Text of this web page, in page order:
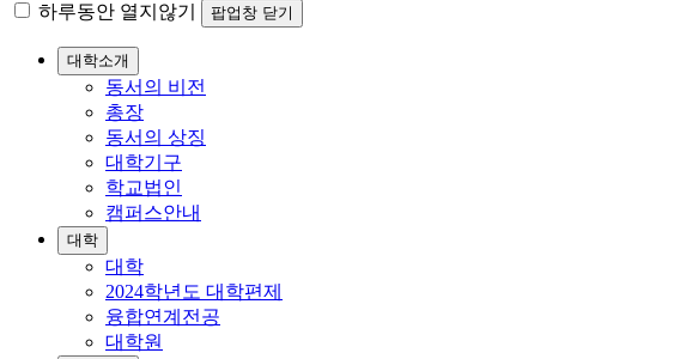
하루동안 열지않기 팝업창 닫기
대학소개
동서의 비전
총장
동서의 상징
대학기구
학교법인
캠퍼스안내
대학
대학
2024학년도 대학편제
융합연계전공
대학원